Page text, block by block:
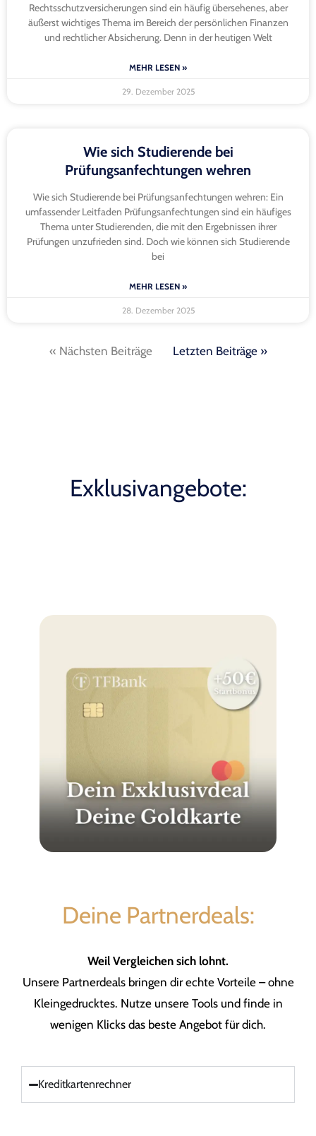
Rechtsschutzversicherungen sind ein häufig übersehenes, aber
äußerst wichtiges Thema im Bereich der persönlichen Finanzen
und rechtlicher Absicherung. Denn in der heutigen Welt
MEHR LESEN »
29. Dezember 2025
Wie sich Studierende bei
Prüfungsanfechtungen wehren
Wie sich Studierende bei Prüfungsanfechtungen wehren: Ein
umfassender Leitfaden Prüfungsanfechtungen sind ein häufiges
Thema unter Studierenden, die mit den Ergebnissen ihrer
Prüfungen unzufrieden sind. Doch wie können sich Studierende
bei
MEHR LESEN »
28. Dezember 2025
« Nächsten Beiträge Letzten Beiträge »
Exklusivangebote:
Deine Partnerdeals:
Weil Vergleichen sich lohnt.
Unsere Partnerdeals bringen dir echte Vorteile – ohne
Kleingedrucktes. Nutze unsere Tools und finde in
wenigen Klicks das beste Angebot für dich.
Kreditkartenrechner